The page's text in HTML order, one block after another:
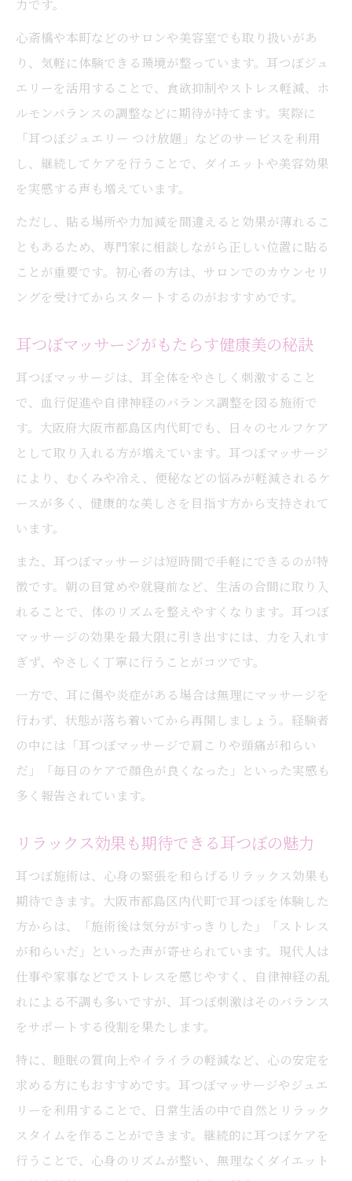
力です。
心斎橋や本町などのサロンや美容室でも取り扱いがあ
り、気軽に体験できる環境が整っています。耳つぼジュ
エリーを活用することで、食欲抑制やストレス軽減、ホ
ルモンバランスの調整などに期待が持てます。実際に
「耳つぼジュエリー つけ放題」などのサービスを利用
し、継続してケアを行うことで、ダイエットや美容効果
を実感する声も増えています。
ただし、貼る場所や力加減を間違えると効果が薄れるこ
ともあるため、専門家に相談しながら正しい位置に貼る
ことが重要です。初心者の方は、サロンでのカウンセリ
ングを受けてからスタートするのがおすすめです。
耳つぼマッサージがもたらす健康美の秘訣
耳つぼマッサージは、耳全体をやさしく刺激すること
で、血行促進や自律神経のバランス調整を図る施術で
す。大阪府大阪市都島区内代町でも、日々のセルフケア
として取り入れる方が増えています。耳つぼマッサージ
により、むくみや冷え、便秘などの悩みが軽減されるケ
ースが多く、健康的な美しさを目指す方から支持されて
います。
また、耳つぼマッサージは短時間で手軽にできるのが特
徴です。朝の目覚めや就寝前など、生活の合間に取り入
れることで、体のリズムを整えやすくなります。耳つぼ
マッサージの効果を最大限に引き出すには、力を入れす
ぎず、やさしく丁寧に行うことがコツです。
一方で、耳に傷や炎症がある場合は無理にマッサージを
行わず、状態が落ち着いてから再開しましょう。経験者
の中には「耳つぼマッサージで肩こりや頭痛が和らい
だ」「毎日のケアで顔色が良くなった」といった実感も
多く報告されています。
リラックス効果も期待できる耳つぼの魅力
耳つぼ施術は、心身の緊張を和らげるリラックス効果も
期待できます。大阪市都島区内代町で耳つぼを体験した
方からは、「施術後は気分がすっきりした」「ストレス
が和らいだ」といった声が寄せられています。現代人は
仕事や家事などでストレスを感じやすく、自律神経の乱
れによる不調も多いですが、耳つぼ刺激はそのバランス
をサポートする役割を果たします。
特に、睡眠の質向上やイライラの軽減など、心の安定を
求める方にもおすすめです。耳つぼマッサージやジュエ
リーを利用することで、日常生活の中で自然とリラック
スタイムを作ることができます。継続的に耳つぼケアを
行うことで、心身のリズムが整い、無理なくダイエット